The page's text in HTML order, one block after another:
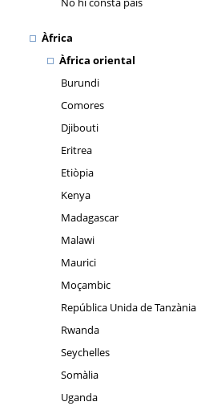
Àfrica
Àfrica oriental
Burundi
Comores
Djibouti
Eritrea
Etiòpia
Kenya
Madagascar
Malawi
Maurici
Moçambic
República Unida de Tanzània
Rwanda
Seychelles
Somàlia
Uganda